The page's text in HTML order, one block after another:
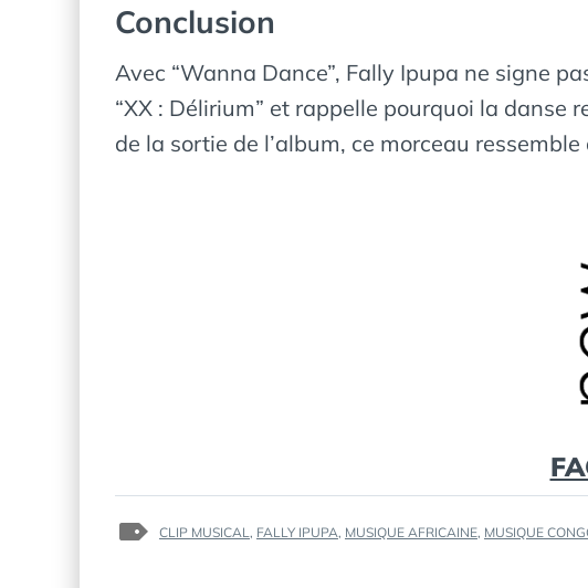
Conclusion
Avec “Wanna Dance”, Fally Ipupa ne signe
“XX : Délirium” et rappelle pourquoi la danse
de la sortie de l’album, ce morceau
TAGS
CLIP MUSICAL , FALLY IPUPA, MUSIQUE AFRICAINE, MUSIQUE